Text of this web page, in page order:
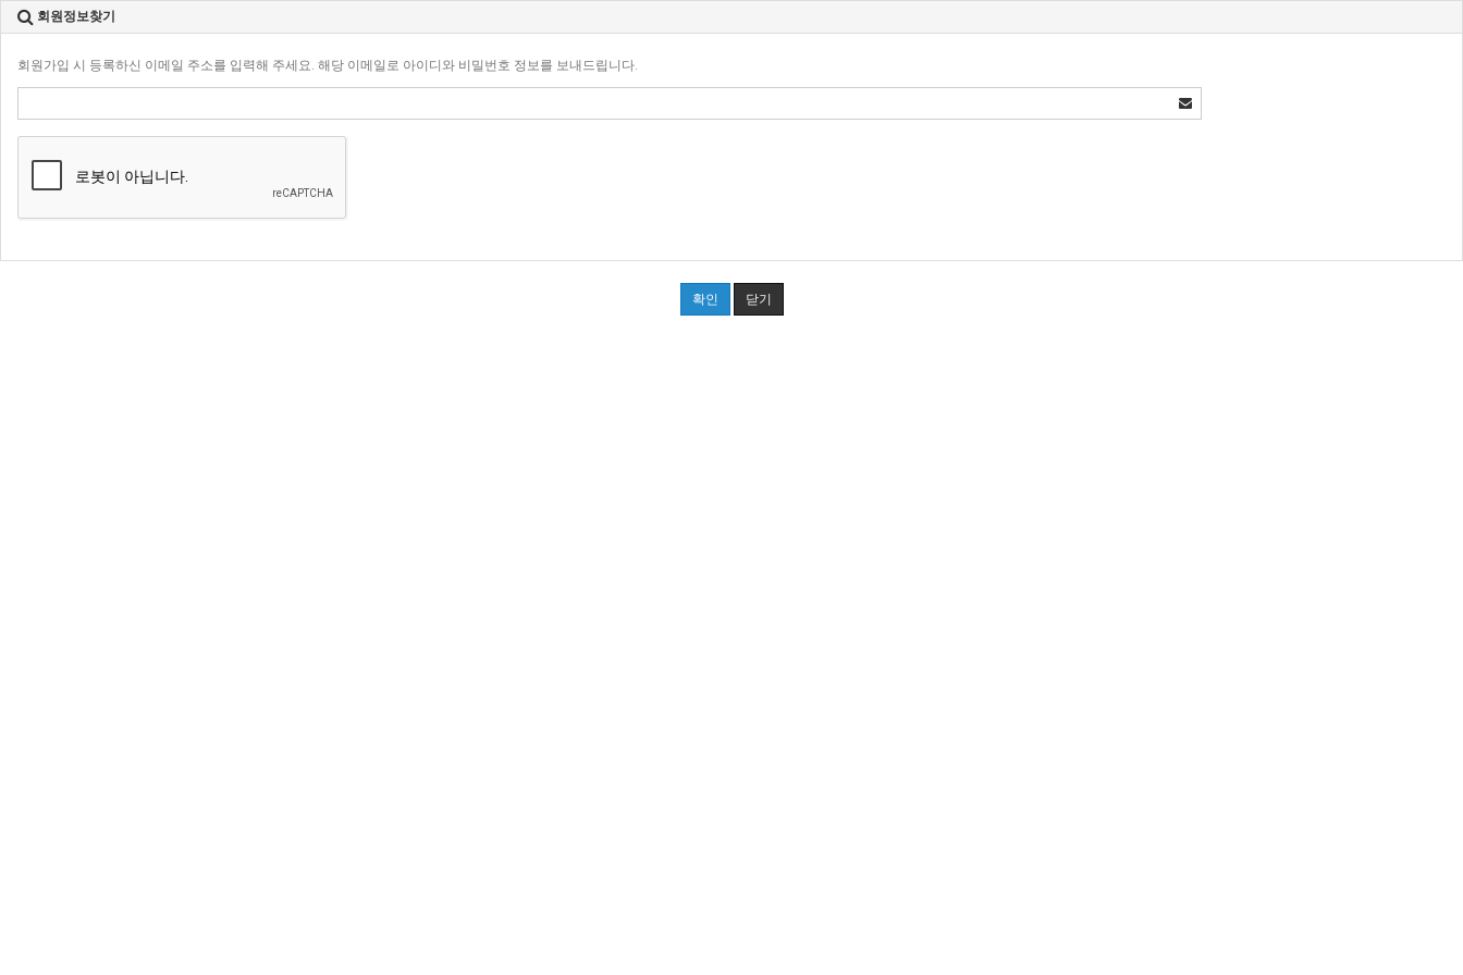
회원정보찾기
회원가입 시 등록하신 이메일 주소를 입력해 주세요. 해당 이메일로 아이디와 비밀번호 정보를 보내드립니다.
확인 닫기